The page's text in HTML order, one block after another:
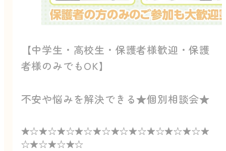
【中学生・高校生・保護者様歓迎・保護
者様のみでもOK】
不安や悩みを解決できる★個別相談会★
★☆★☆★☆★☆★☆★☆★☆★☆★☆★☆★
☆★☆★☆★☆